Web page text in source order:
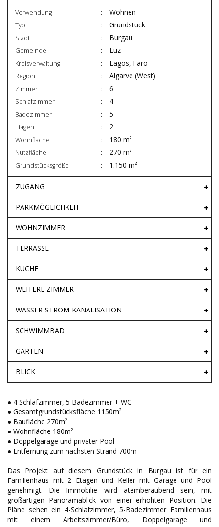
Verwendung Wohnen
Typ Grundstück
Stadt Burgau
Gemeinde Luz
Kreisverwaltung Lagos, Faro
Region Algarve (West)
Zimmer 6
Schlafzimmer 4
Badezimmer 5
Etagen 2
Wohnfläche 180 m²
Nutzfläche 270 m²
Grundstücksgröße 1.150 m²
ZUGANG
PARKMÖGLICHKEIT
WOHNZIMMER
TERRASSE
KÜCHE
WEITERE ZIMMER
WASSER-STROM-KANALISATION
SCHWIMMBAD
GARTEN
BLICK
● 4 Schlafzimmer, 5 Badezimmer + WC
● Gesamtgrundstücksfläche 1150m²
● Baufläche 270m²
● Wohnfläche 180m²
● Doppelgarage und privater Pool
● Entfernung zum nächsten Strand 700m
Das Projekt auf diesem Grundstück in Burgau ist für ein
Familienhaus mit 2 Etagen und Keller mit Garage und Pool
genehmigt. Die Immobilie wird atemberaubend sein, mit
großartigen Panoramablick von einer erhöhten Position. Die
Pläne sehen ein 4-Schlafzimmer, 5-Badezimmer Familienhaus
mit einem Arbeitszimmer/Büro, Doppelgarage und